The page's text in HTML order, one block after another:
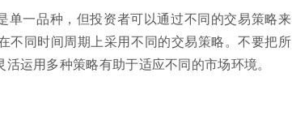
一品种，但投资者可以通过不同的交易策略来
不同时间周期上采用不同的交易策略。不要把所
运用多种策略有助于适应不同的市场环境。